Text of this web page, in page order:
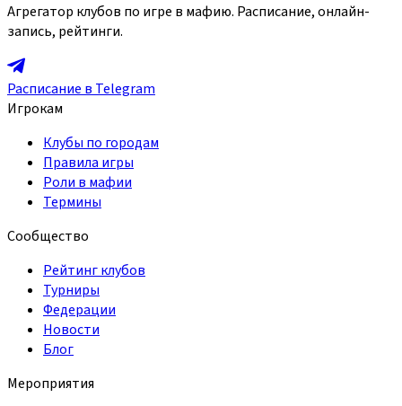
Агрегатор клубов по игре в мафию. Расписание, онлайн-
запись, рейтинги.
Расписание в Telegram
Игрокам
Клубы по городам
Правила игры
Роли в мафии
Термины
Сообщество
Рейтинг клубов
Турниры
Федерации
Новости
Блог
Мероприятия